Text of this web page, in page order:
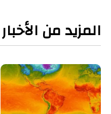
المزيد من الأخبار